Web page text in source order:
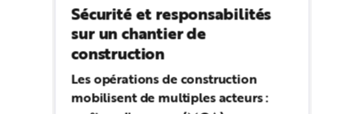
Sécurité et responsabilités
sur un chantier de
construction
Les opérations de construction
mobilisent de multiples acteurs :